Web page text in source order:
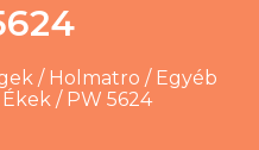
/ Holmatro / Egyéb
Ékek / PW 5624